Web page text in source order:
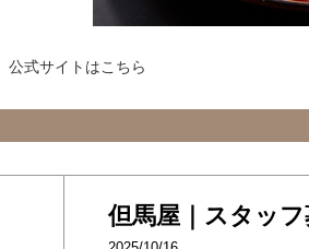
公式サイトはこちら
但馬屋｜スタッ